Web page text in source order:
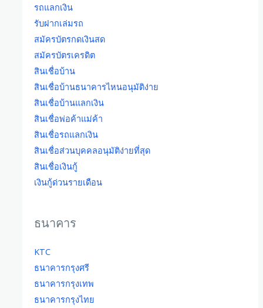
รถแลกเงิน
รับฝากเล่มรถ
สมัครบัตรกดเงินสด
สมัครบัตรเครดิต
สินเชื่อบ้าน
สินเชื่อบ้านธนาคารไหนอนุมัติง่าย
สินเชื่อบ้านแลกเงิน
สินเชื่อพ่อค้าแม่ค้า
สินเชื่อรถแลกเงิน
สินเชื่อส่วนบุคคลอนุมัติง่ายที่สุด
สินเชื่อเงินกู้
เงินกู้ด่วนรายเดือน
ธนาคาร
KTC
ธนาคารกรุงศรี
ธนาคารกรุงเทพ
ธนาคารกรุงไทย